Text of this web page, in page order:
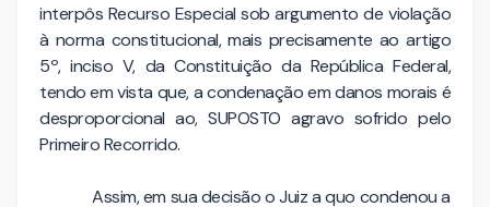
interpôs Recurso Especial sob argumento de violação
à norma constitucional, mais precisamente ao artigo
5º, inciso V, da Constituição da República Federal,
tendo em vista que, a condenação em danos morais é
desproporcional ao, SUPOSTO agravo sofrido pelo
Primeiro Recorrido.
Assim, em sua decisão o Juiz a quo condenou a